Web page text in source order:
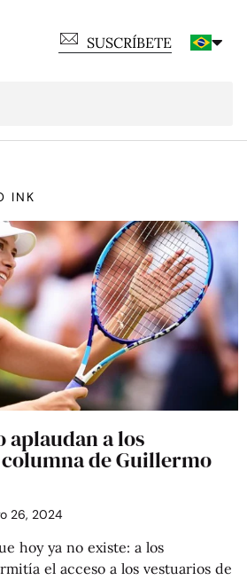
SUSCRÍBETE
INK
aplaudan a los
de Guillermo
26, 2024
hoy ya no existe: a los
el acceso a los vestuarios de